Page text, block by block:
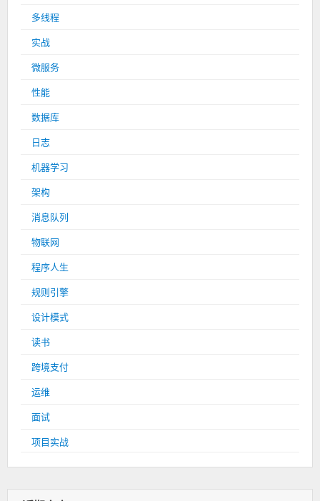
多线程
实战
微服务
性能
数据库
日志
机器学习
架构
消息队列
物联网
程序人生
规则引擎
设计模式
读书
跨境支付
运维
面试
项目实战